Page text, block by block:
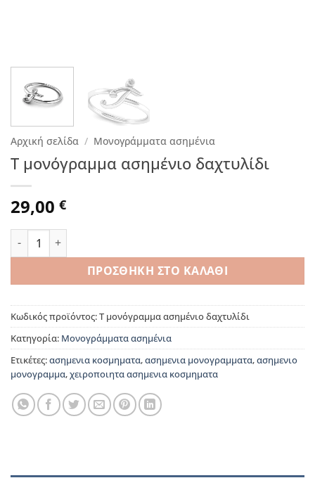
Αρχική σελίδα / Μονογράμματα ασημένια
T μονόγραμμα ασημένιο δαχτυλίδι
29,00 €
T μονόγραμμα ασημένιο δαχτυλίδι ποσότητα
ΠΡΟΣΘΉΚΗ ΣΤΟ ΚΑΛΆΘΙ
Κωδικός προϊόντος:T μονόγραμμα ασημένιο δαχτυλίδι
Κατηγορία: Μονογράμματα ασημένια
Ετικέτες:ασημενια κοσμηματα,ασημενια μονογραμματα,ασημενιο
μονογραμμα,χειροποιητα ασημενια κοσμηματα